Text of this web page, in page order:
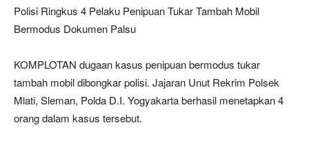
Polisi Ringkus 4 Pelaku Penipuan Tukar Tambah Mobil
Bermodus Dokumen Palsu
KOMPLOTAN dugaan kasus penipuan bermodus tukar
tambah mobil dibongkar polisi. Jajaran Unut Rekrim Polsek
Mlati, Sleman, Polda D.I. Yogyakarta berhasil menetapkan 4
orang dalam kasus tersebut.